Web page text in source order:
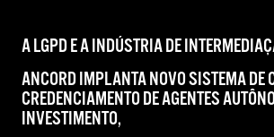
A LGPD E A INDÚSTRIA DE
ANCORD IMPLANTA NOVO SISTEMA DE
CREDENCIAMENTO DE AGENTES
INVESTIMENTO,